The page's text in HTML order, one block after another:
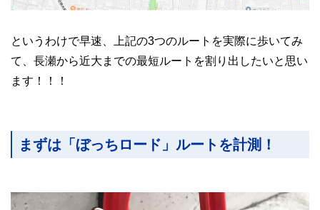
というわけで早速、上記の3つのルートを実際に歩いてみ
て、長瀬から近大までの最短ルートを割り出したいと思い
ます！！！
まずは「ぼっちロード」ルートを計測！